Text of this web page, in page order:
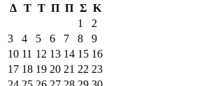
Δ Τ Τ Π Π Σ Κ
1
2
3
4 5 6 7 8
9
10 11 12 13 14 15 16
17 18 19 20 21 22 23